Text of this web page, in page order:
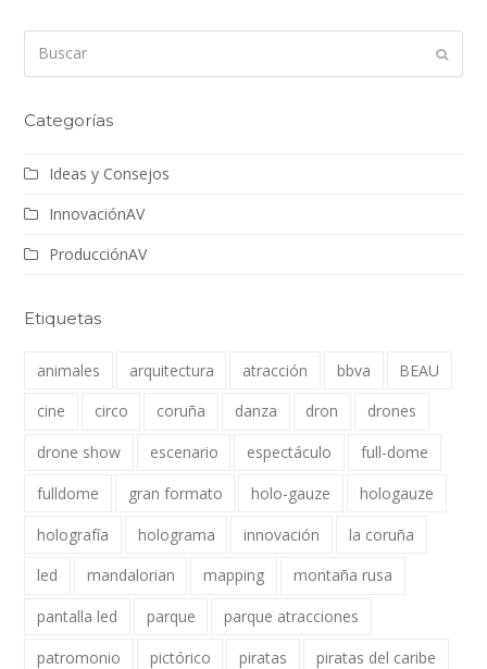
Enviar
Categorías
Ideas y Consejos
InnovaciónAV
ProducciónAV
Etiquetas
animales arquitectura atracción bbva
BEAU
cine
circo coruña danza dron
drones
drone show
escenario espectáculo
full-dome
fulldome
gran formato holo-gauze
hologauze
holografía
holograma innovación
la coruña
led
mandalorian mapping
montaña rusa
pantalla led
parque
parque atracciones
patromonio
pictórico piratas
piratas del caribe